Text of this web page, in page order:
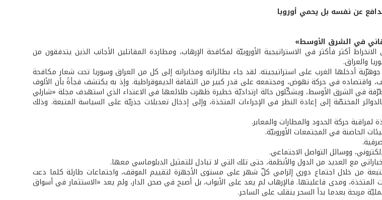
عن نفسه بل يحمي أوروبا
في الشرق الأوسط»
أكثر فأكثر في الاستراتيجية الأوروبيّة لمكافحة الإرهاب، ومطاردة المقاتلين الأجانب الذين يتدفقون من
أدخلها الغرب على استراتيجيته. لقد جاء بطائراته ومخابراته إلى كل من العراق وسوريا تحت شعار مكافحة
واقتصاده في حركة نهوض، ومجتمعه على قدر كبير من الثقافة الديموقراطية. وإذ به يكتشف فجأةً بأن الألوف
في الشرق الأوسط، ويشكّلون حالة ارتداديّة خطيرة ظهرت طلائعها في الاعتداء الذي استهدف مجلة «شارلي
المختصّة إلى إعادة النظر في الإجراءات المتخذة، وإلى إدخال تعديلات جذريّة على السياسة المتبعة. وذلك
لمراقبة حركة الحدود والمطارات والمعابر.
الحاضنة في المجتمعات الأوروبيّة.
ووسائل التواصل الاجتماعي.
مع العديد من الدول والأنظمة، حتى تلك التي لا تبادل للتمثيل الدبلوماسي معها.
من خلال اجتماع دوري إلزامي كلّ شهر على مستوى الأجهزة لتقييم الموقف، واجتماعات طارئة كلما دعت
المتخذة، ومدى فاعليتها. فالإرهاب لم يعد على الأبواب، بل أصبح في صحن الدار، ولم يعد «الاستثمار في أسواق
مربحة بعدما بدأ السحر ينقلب على الساحر.